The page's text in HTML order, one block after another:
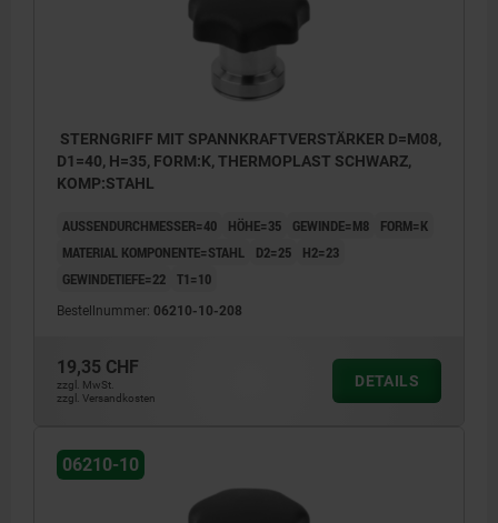
STERNGRIFF MIT SPANNKRAFTVERSTÄRKER D=M08,
D1=40, H=35, FORM:K, THERMOPLAST SCHWARZ,
KOMP:STAHL
AUSSENDURCHMESSER=40 HÖHE=35 GEWINDE=M8
FORM=K
MATERIAL KOMPONENTE=STAHL
D2=25
H2=23
GEWINDETIEFE=22 T1=10
Bestellnummer: 06210-10-208
19,35 CHF
zzgl. MwSt.
zzgl. Versandkosten
DETAILS
06210-10